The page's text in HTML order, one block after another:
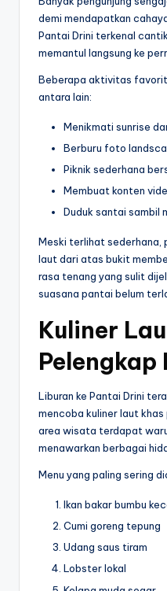
demi mendapatkan
Pantai Drini terkenal
memantul langsung ke
Beberapa aktivitas
antara lain:
Menikmati sunrise
Berburu foto
Piknik sederhana
Membuat konten
Duduk santai sambil
Meski terlihat sederhana,
laut dari atas bukit
rasa tenang yang sulit
suasana pantai belum
Kuliner
Pelengkap
Liburan ke Pantai Drini
mencoba kuliner laut
area wisata terdapat
menawarkan berbagai
Menu yang paling sering
Ikan bakar bumbu
Cumi goreng tepung
Udang saus tiram
Lobster lokal